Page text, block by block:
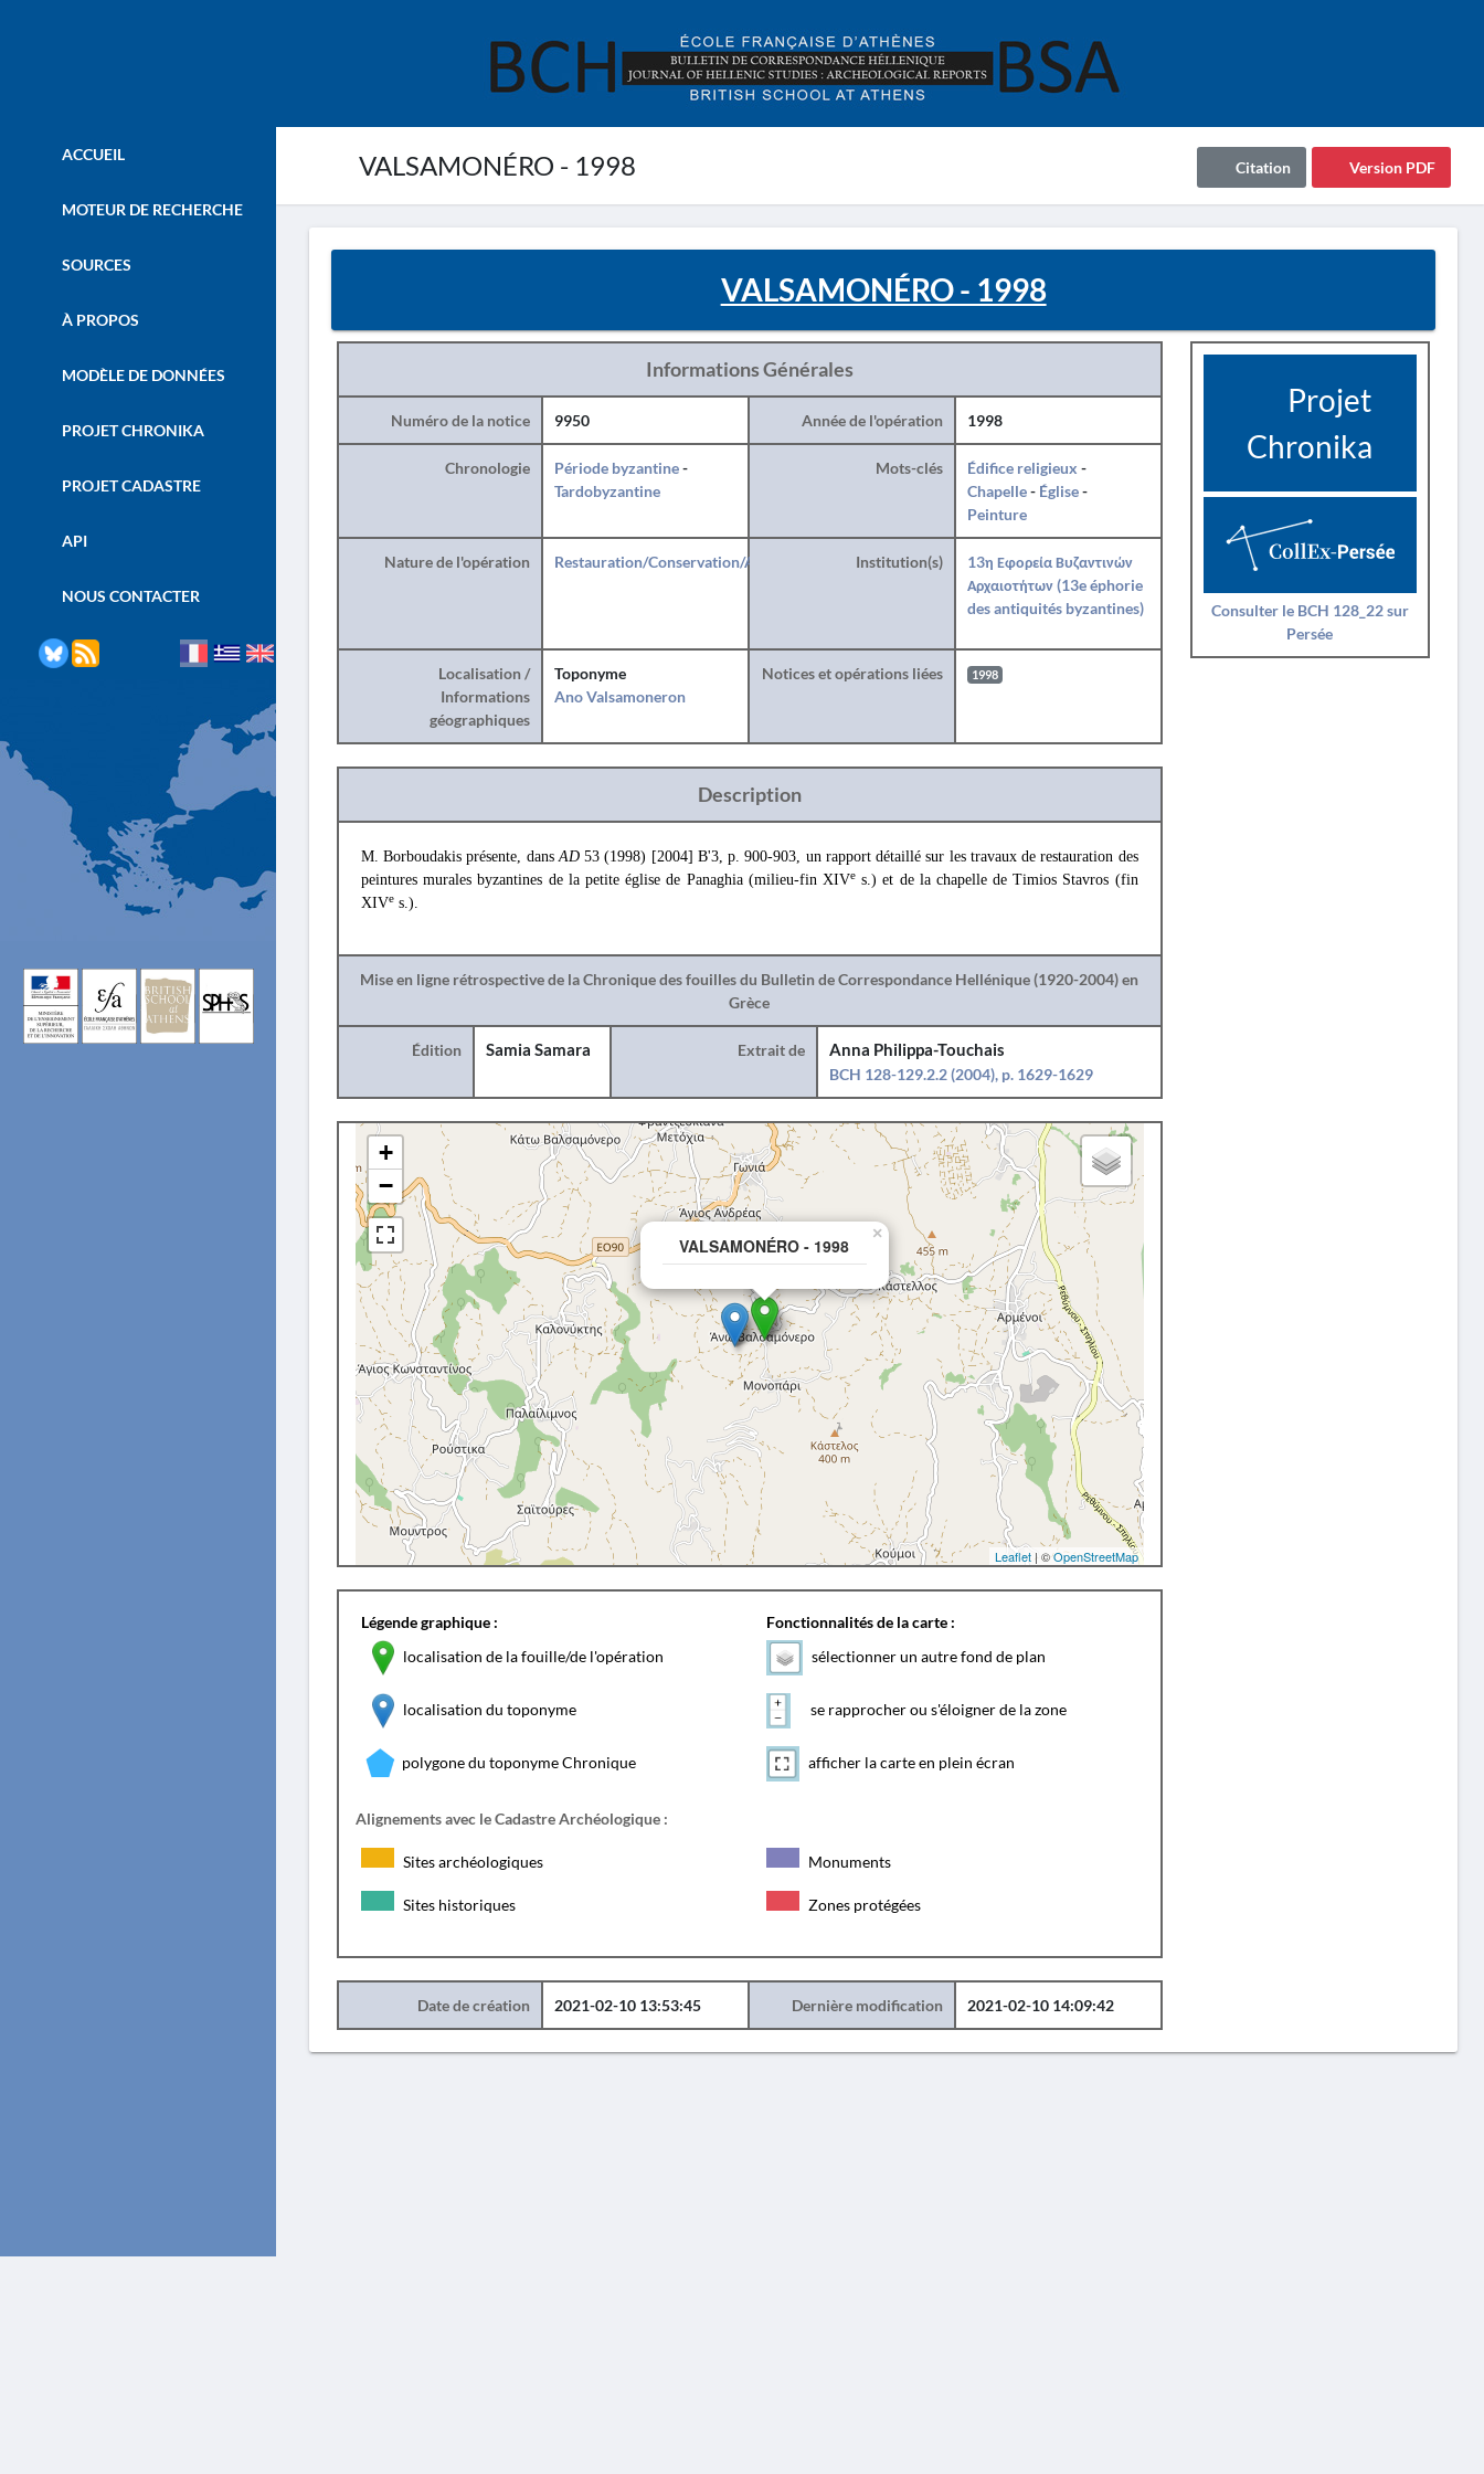
VALSAMONÉRO - 1998 Version PDF
Citation
ACCUEIL
MOTEUR DE RECHERCHE
SOURCES
À PROPOS
MODÈLE DE DONNÉES
PROJET CHRONIKA
PROJET CADASTRE
API
NOUS CONTACTER
VALSAMONÉRO - 1998
Informations Générales
Numéro de la notice 9950 Année de l'opération 1998
Chronologie Période byzantine-
Tardobyzantine
Mots-clés Édifice religieux -
Chapelle- Église-
Peinture
Nature de l'opération Restauration/Conservation/Anastylose Institution(s)
13η Εφορεία Βυζαντινών
Αρχαιοτήτων (13e éphorie
des antiquités byzantines)
Localisation /
Informations
géographiques
Toponyme
Ano Valsamoneron
Notices et opérations liées 1998
Description
M. Borboudakis présente, dansAD53 (1998) [2004] B'3, p. 900-903, un rapport détaillé sur les travaux de restauration des
peintures murales byzantines de la petite église de Panaghia (milieu-fin XIVes.) et de la chapelle de Timios Stavros (fin
XIVe s.).
Mise en ligne rétrospective de la Chronique des fouilles du Bulletin de Correspondance Hellénique (1920-2004) en
Grèce
Édition Samia Samara Extrait de
Anna Philippa-Touchais
BCH 128-129.2.2 (2004), p. 1629-1629
VALSAMONÉRO - 1998
×
+
−
Leaflet| ©OpenStreetMap
Légende graphique :
localisation de la fouille/de l'opération
localisation du toponyme
polygone du toponyme Chronique
Fonctionnalités de la carte :
sélectionner un autre fond de plan
se rapprocher ou s'éloigner de la zone
afficher la carte en plein écran
Alignements avec le Cadastre Archéologique :
Sites archéologiques Monuments
Sites historiques Zones protégées
Date de création 2021-02-10 13:53:45 Dernière modification 2021-02-10 14:09:42
Projet
Chronika
Consulter le BCH 128_22 sur
Persée